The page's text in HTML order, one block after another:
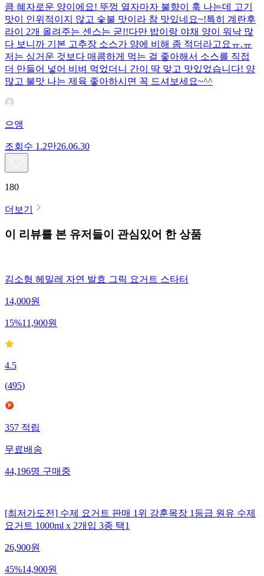
큼 혜자로운 양이에요! 뚜껑 열자마자 불향이 훅 나는데 고기
맛이 인위적이지 않고 숯불 맛이라 참 맛있네요~!특히 계란후
라이 2개 올려주는 센스는 굳!! ​다만 밥이랑 야채 양이 워낙 많
다 보니까 기본 고추장 소스가 양에 비해 좀 적더라고요ㅠ.ㅠ
저는 싱거운 것보다 매콤하게 먹는 걸 좋아해서 소스를 직접
더 만들어 넣어 비벼 먹었더니 간이 딱 맞고 맛있었습니다! 양
많고 불맛 나는 제육 좋아하시면 꼭 드셔보세요~^^
으앵
조회수 1.2만26.06.30
180
더보기
이 리뷰를 본 유저들이 관심있어 한 상품
김소형 헤밀레 자연 발효 그릭 요거트 스타터
14,000원
15%11,900원
4.5
(495)
357 적립
무료배송
44,196명 구매중
[최저가도전] 수제 요거트 판매 1위 강훈목장 1등급 원유 수제
요거트 1000ml x 2개입 3종 택1
26,900원
45%14,900원